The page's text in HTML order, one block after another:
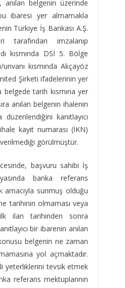
anılan belgenin üzerinde
ibaresi yer almamakla
Türkiye İş Bankası A.Ş.
tarafından imzalanıp
kısmında DSİ 5. Bölge
kısmında Akçayöz
Şirketi ifadelerinin yer
belgede tarih kısmına yer
anılan belgenin ihalenin
kanıtlayıcı
kayıt numarası (İKN)
görülmüştür.
başvuru sahibi İş
banka referans
sunmuş olduğu
tarihinin olmaması veya
ilan tarihinden sonra
bir ibarenin anılan
belgenin ne zaman
yol açmaktadır.
yeterliklerini tevsik etmek
referans mektuplarının